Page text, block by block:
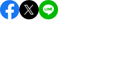
こちらのレシピは出来た
すすめします。